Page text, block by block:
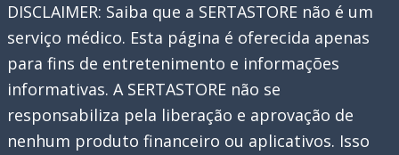
DISCLAIMER: Saiba que a SERTASTORE não é um
serviço médico. Esta página é oferecida apenas
para fins de entretenimento e informações
informativas. A SERTASTORE não se
responsabiliza pela liberação e aprovação de
nenhum produto financeiro ou aplicativos. Isso